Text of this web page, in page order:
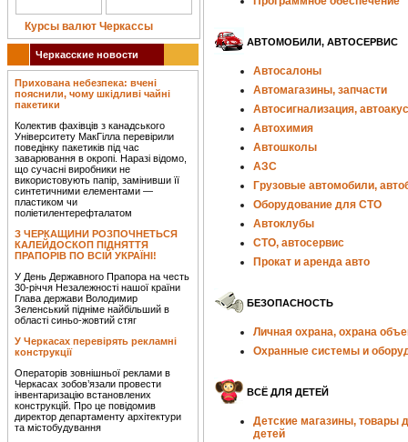
Курсы валют Черкассы
Черкасские новости
Прихована небезпека: вчені
пояснили, чому шкідливі чайні
пакетики
Колектив фахівців з канадського
Університету МакГілла перевірили
поведінку пакетиків під час
заварювання в окропі. Наразі відомо,
що сучасні виробники не
використовують папір, замінивши її
синтетичними елементами —
пластиком чи
поліетилентерефталатом
З ЧЕРКАЩИНИ РОЗПОЧНЕТЬСЯ
КАЛЕЙДОСКОП ПІДНЯТТЯ
ПРАПОРІВ ПО ВСІЙ УКРАЇНІ!
У День Державного Прапора на честь
30-річчя Незалежності нашої країни
Глава держави Володимир
Зеленський підніме найбільший в
області синьо-жовтий стяг
У Черкасах перевірять рекламні
конструкції
Операторів зовнішньої реклами в
Черкасах зобов’язали провести
інвентаризацію встановлених
конструкцій. Про це повідомив
директор департаменту архітектури
та містобудування
АВТОМОБИЛИ, АВТОСЕРВИС
Автосалоны
Автомагазины, запчасти
Автосигнализация,
Автохимия
Автошколы
АЗС
Грузовые автомобили,
Оборудование для СТО
Автоклубы
СТО, автосервис
Прокат и аренда авто
БЕЗОПАСНОСТЬ
Личная охрана, охрана
Охранные системы и
ВСЁ ДЛЯ ДЕТЕЙ
Детские магазины, товары
детей